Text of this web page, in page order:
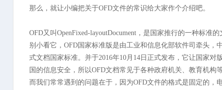
那么，就让小编把关于OFD文件的常识给大家作个介绍吧。
OFD又叫OpenFixed-layoutDocument，是国家推行的一种标准
别小看它，OFD国家标准版是由工业和信息化部软件司牵头
式文档国家标准。并于2016年10月14日正式发布，它让国家
国的信息安全，所以OFD文档常见于各种政府机关、教育机构
而我们常常遇到的问题在于，因为OFD文件的格式是固定的